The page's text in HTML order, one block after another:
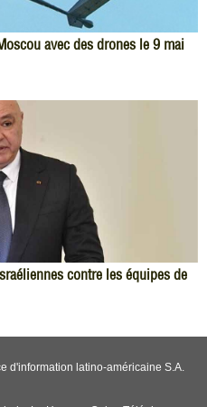
avec des drones le 9 mai
contre les équipes de
d'information latino-américaine S.A.